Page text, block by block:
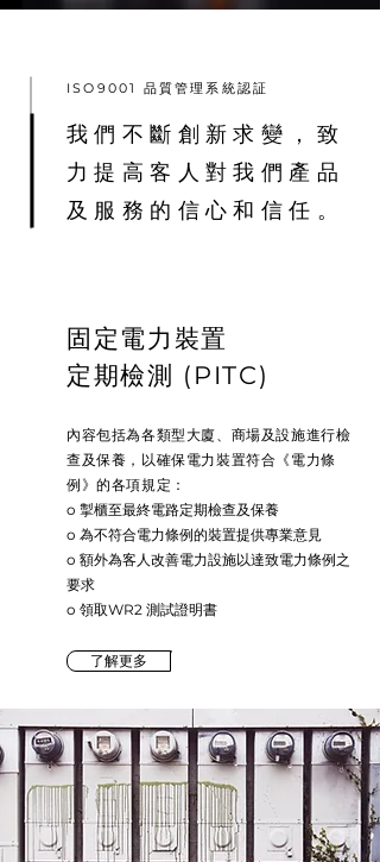
ISO9001 品質管理系統認証
我們不斷創新求變，致
力提高客人對我們產品
及服務的信心和信任。
固定電力裝置
定期檢測 (PITC)
內容包括為各類型大廈、商場及設施進行檢
查及保養，以確保電力裝置符合《電力條
例》的各項規定：
o 掣櫃至最終電路定期檢查及保養
o 為不符合電力條例的裝置提供專業意見
o 額外為客人改善電力設施以達致電力條例之
要求
o 領取WR2 測試證明書
了解更多